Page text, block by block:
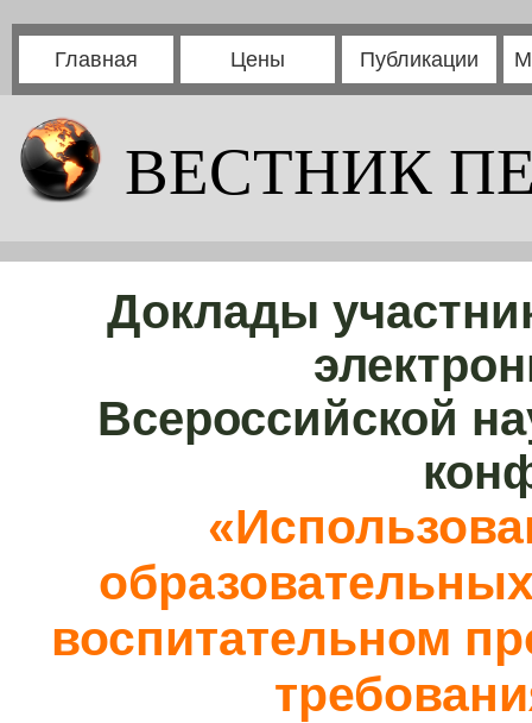
Главная Цены Публикации
ВЕСТНИК
Доклады
Всероссийской
воспитательном